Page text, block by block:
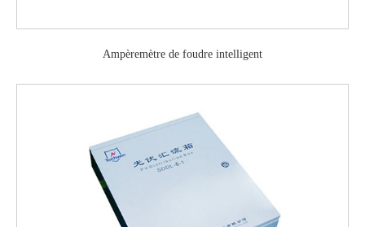
Ampèremètre de foudre intelligent